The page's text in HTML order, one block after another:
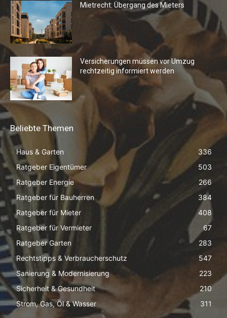
Mietrecht: Übergang des Mieters
Versicherungen müssen vor Umzug
rechtzeitig informiert werden
Beliebte Themen
Haus & Garten
336
Ratgeber Eigentümer
503
Ratgeber Energie
266
Ratgeber für Bauherren
384
Ratgeber für Mieter
408
Ratgeber für Vermieter
67
Ratgeber Garten
283
Rechtstipps & Verbraucherschutz
547
Sanierung & Modernisierung
223
Sicherheit & Gesundheit
210
Strom, Gas, Öl & Wasser
311